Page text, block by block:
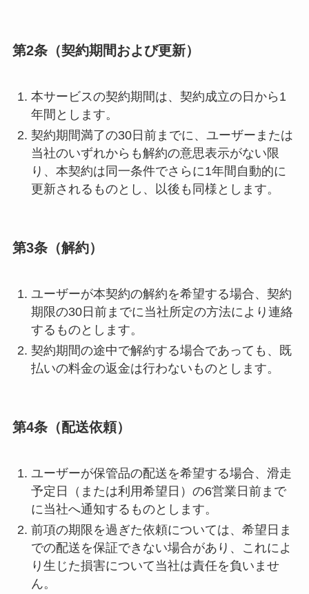
第2条（契約期間および更新）
本サービスの契約期間は、契約成立の日から1
年間とします。
契約期間満了の30日前までに、ユーザーまたは
当社のいずれからも解約の意思表示がない限
り、本契約は同一条件でさらに1年間自動的に
更新されるものとし、以後も同様とします。
第3条（解約）
ユーザーが本契約の解約を希望する場合、契約
期限の30日前までに当社所定の方法により連絡
するものとします。
契約期間の途中で解約する場合であっても、既
払いの料金の返金は行わないものとします。
第4条（配送依頼）
ユーザーが保管品の配送を希望する場合、滑走
予定日（または利用希望日）の6営業日前まで
に当社へ通知するものとします。
前項の期限を過ぎた依頼については、希望日ま
での配送を保証できない場合があり、これによ
り生じた損害について当社は責任を負いませ
ん。